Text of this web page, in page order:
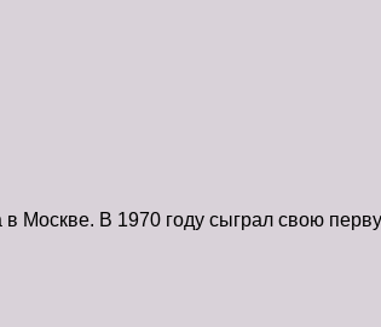
Mоскве. В 1970 году сыграл свою